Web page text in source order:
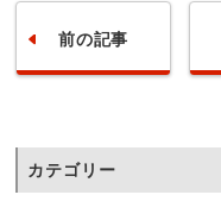
前の記事
カテゴリー